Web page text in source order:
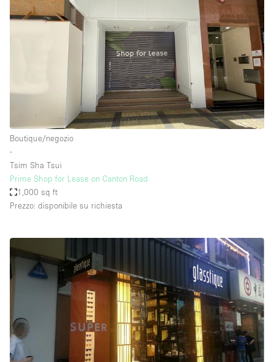
Boutique/negozio
∙
Tsim Sha Tsui
Prime Shop for Lease on Canton Road
1,000 sq ft
Prezzo: disponibile su richiesta